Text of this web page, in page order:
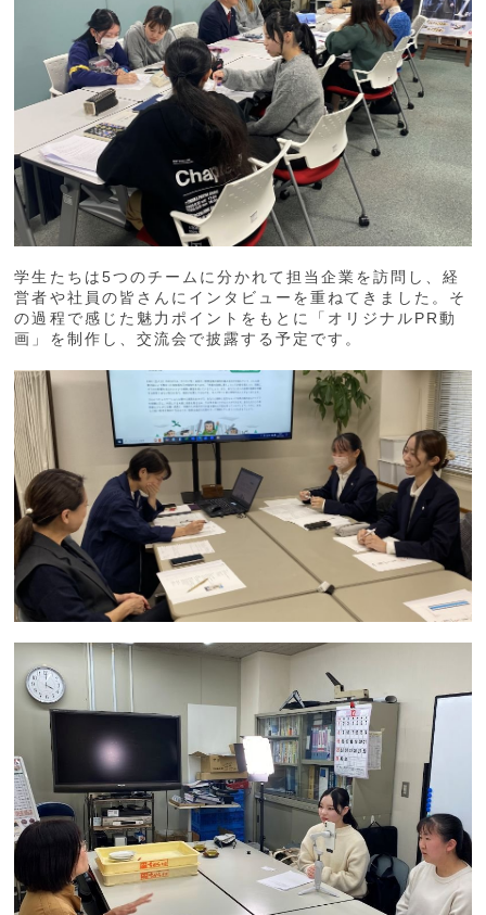
学生たちは5つのチームに分かれて担当企業を訪問し、経
営者や社員の皆さんにインタビューを重ねてきました。そ
の過程で感じた魅力ポイントをもとに「オリジナルPR動
画」を制作し、交流会で披露する予定です。